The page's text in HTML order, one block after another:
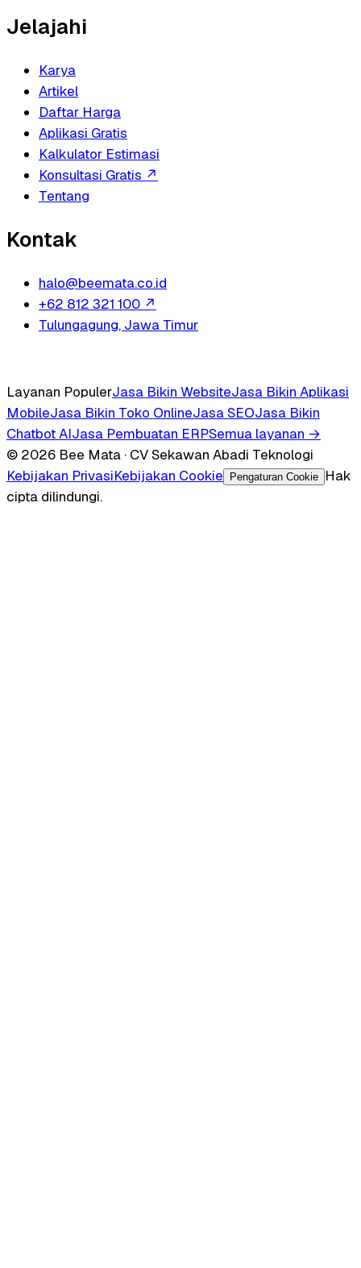
Jelajahi
Karya
Artikel
Daftar Harga
Aplikasi Gratis
Kalkulator Estimasi
Konsultasi Gratis ↗
Tentang
Kontak
halo@beemata.co.id
+62 812 321 100 ↗
Tulungagung, Jawa Timur
Layanan PopulerJasa Bikin WebsiteJasa Bikin Aplikasi
MobileJasa Bikin Toko OnlineJasa SEOJasa Bikin
Chatbot AIJasa Pembuatan ERPSemua layanan →
© 2026 Bee Mata · CV Sekawan Abadi Teknologi
Kebijakan PrivasiKebijakan Cookie Pengaturan Cookie
Hak
cipta dilindungi.